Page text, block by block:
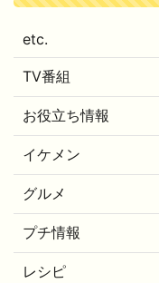
etc.
TV番組
お役立ち情報
イケメン
グルメ
プチ情報
レシピ